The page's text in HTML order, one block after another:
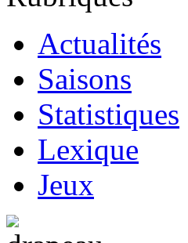
Actualités
Saisons
Statistiques
Lexique
Jeux